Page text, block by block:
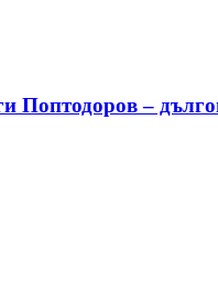
Поптодоров –